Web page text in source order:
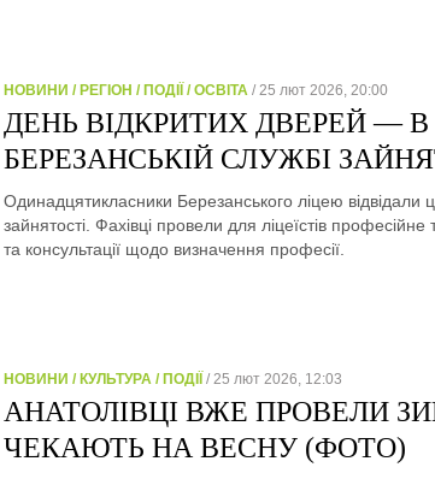
НОВИНИ / РЕГІОН / ПОДІЇ / ОСВІТА / 25 лют 2026, 20:00
ДЕНЬ ВІДКРИТИХ ДВЕРЕЙ — В
БЕРЕЗАНСЬКІЙ СЛУЖБІ
Одинадцятикласники Березанського ліцею відвідали
зайнятості. Фахівці провели для ліцеїстів професійне
та консультації щодо визначення професії.
НОВИНИ / КУЛЬТУРА / ПОДІЇ / 25 лют 2026, 12:03
АНАТОЛІВЦІ ВЖЕ ПРОВЕЛИ
ЧЕКАЮТЬ НА ВЕСНУ (ФОТО)